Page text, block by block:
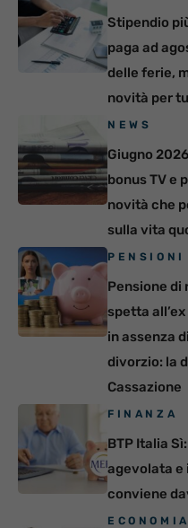
Stipendio
paga ad
delle ferie,
novità per
NEWS
Giugno
bonus TV e
novità che
sulla vita
PENSIONI
Pensione
spetta
in assenza
divorzio: la
Cassazione
FINANZA
BTP Italia
agevolata e
conviene
ECONOMIA